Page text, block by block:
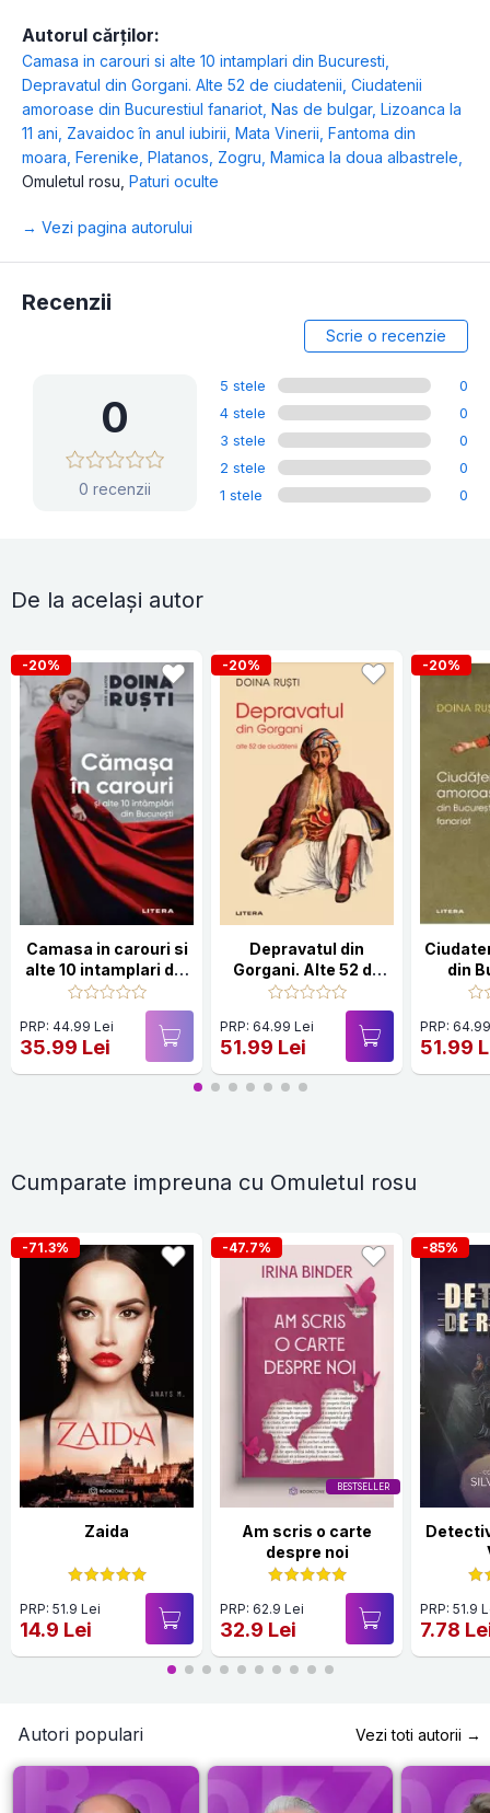
Autorul cărților:
Camasa in carouri si alte 10 intamplari din Bucuresti
Depravatul din Gorgani. Alte 52 de ciudatenii Ciudatenii
amoroase din Bucurestiul fanariot Nas de bulgar, Lizoanca la
11 ani Zavaidoc în anul iubirii Mata Vinerii Fantoma din
moara Ferenike Platanos Zogru Mamica la doua albastrele
Omuletul rosu Paturi oculte
→ Vezi pagina autorului
Recenzii
Scrie o recenzie
0
0 recenzii
5 stele
0
4 stele
0
3 stele
0
2 stele
0
1 stele
0
De la același autor
-20%
Camasa in carouri si
alte 10 intamplari din
Bucuresti
PRP: 44.99 Lei
35.99 Lei
-20%
Depravatul din
Gorgani. Alte 52 de
ciudatenii
PRP: 64.99 Lei
51.99 Lei
-20%
din
PRP:
51.99
Cumparate impreuna cu Omuletul rosu
-71.3%
Zaida
PRP: 51.9 Lei
14.9 Lei
BESTSELLER
-47.7%
Am scris o carte
despre noi
PRP: 62.9 Lei
32.9 Lei
-85%
PRP: 51.9
7.78
Autori populari Vezi toti autorii →